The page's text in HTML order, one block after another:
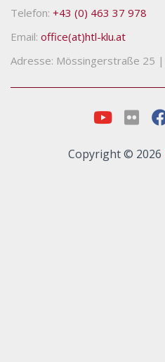
Telefon: +43 (0) 463 37 978
Email: office(at)htl-klu.at
Adresse: Mössingerstraße 25 |
Copyright © 2026